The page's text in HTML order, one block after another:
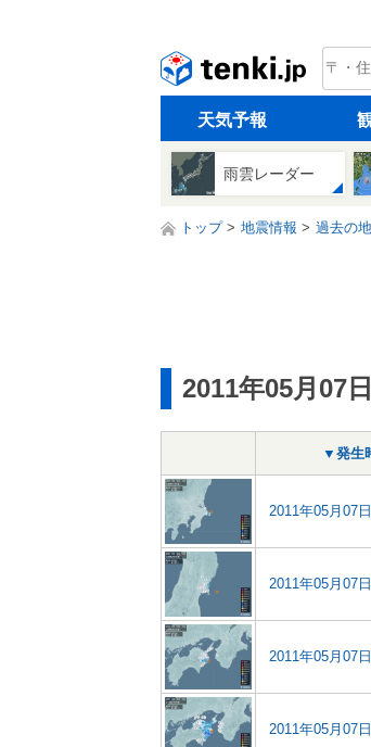
天気予報
雨雲レーダー
トップ 地震情報 過去の
2011年05月07
▼発生
2011年05月07
2011年05月07
2011年05月07
2011年05月07